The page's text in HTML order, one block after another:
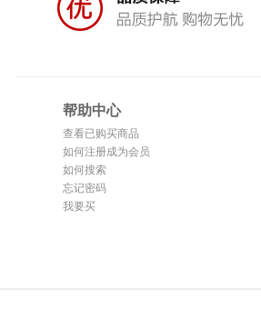
帮助中心
查看已购买商品
如何注册成为会员
如何搜索
忘记密码
我要买